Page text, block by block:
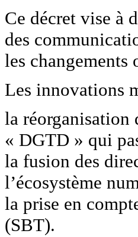
Ce décret vise à
des
les changements
Les innovations
la réorganisation
« DGTD » qui
la fusion des
l’écosystème
la prise en
(SBT).